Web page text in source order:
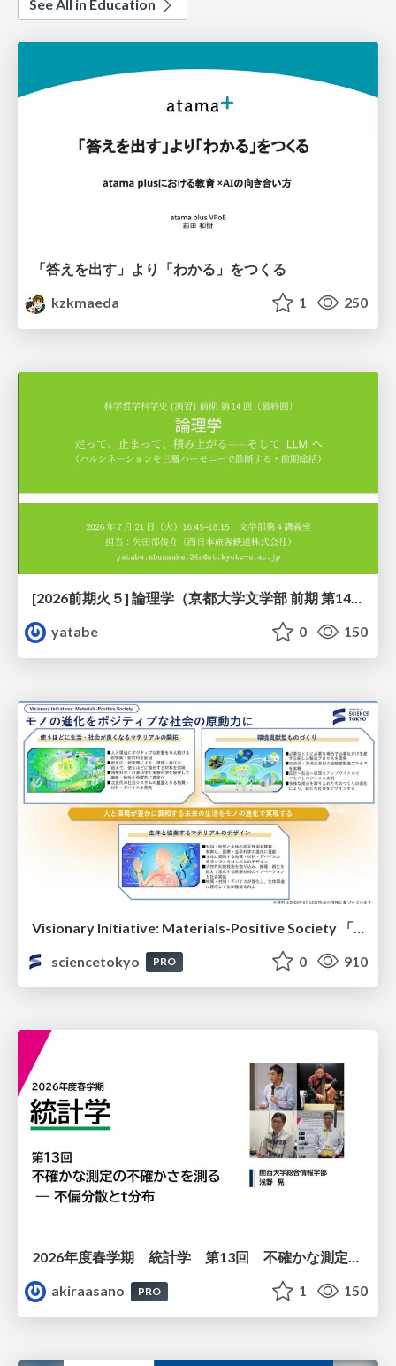
See All in Education
「答えを出す」より「わかる」をつくる
kzkmaeda
1 250
[2026前期火５] 論理学（京都大学文学部 前期 第14回）「計算は、証明ではない——ハルシネーションを三層ハーモニーで診る」
yatabe
0 150
sciencetokyo
PRO 0 910
2026年度春学期 統計学 第13回 不確かな測定の不確かさを測る ― 不偏分散とt分布 (2026. 6. 25)
akiraasano
PRO 1 150